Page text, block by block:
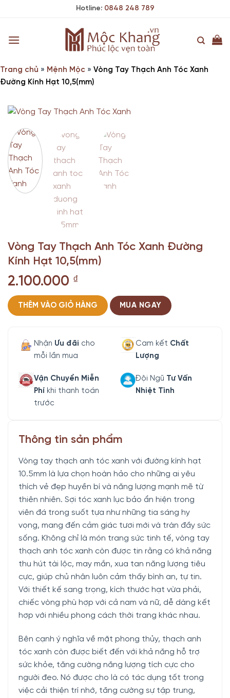
Hotline: 0848 248 789
Trang chủ » Mệnh Mộc » Vòng Tay Thạch Anh Tóc Xanh
Đường Kính Hạt 10,5(mm)
Vòng Tay Thạch Anh Tóc Xanh Đường
Kính Hạt 10,5(mm)
2.100.000 ₫
THÊM VÀO GIỎ HÀNG MUA NGAY
Nhận Ưu đãi cho
mỗi lần mua
Cam kết Chất
Lượng
Vận Chuyển Miễn
Phí khi thanh toán
trước
Đội Ngũ Tư Vấn
Nhiệt Tình
Thông tin sản phẩm
Vòng tay thạch anh tóc xanh với đường kính hạt
10.5mm là lựa chọn hoàn hảo cho những ai yêu
thích vẻ đẹp huyền bí và năng lượng mạnh mẽ từ
thiên nhiên. Sợi tóc xanh lục bảo ẩn hiện trong
viên đá trong suốt tựa như những tia sáng hy
vọng, mang đến cảm giác tươi mới và tràn đầy sức
sống. Không chỉ là món trang sức tinh tế, vòng tay
thạch anh tóc xanh còn được tin rằng có khả năng
thu hút tài lộc, may mắn, xua tan năng lượng tiêu
cực, giúp chủ nhân luôn cảm thấy bình an, tự tin.
Với thiết kế sang trọng, kích thước hạt vừa phải,
chiếc vòng phù hợp với cả nam và nữ, dễ dàng kết
hợp với nhiều phong cách thời trang khác nhau.
Bên cạnh ý nghĩa về mặt phong thủy, thạch anh
tóc xanh còn được biết đến với khả năng hỗ trợ
sức khỏe, tăng cường năng lượng tích cực cho
người đeo. Nó được cho là có tác dụng tốt trong
việc cải thiện trí nhớ, tăng cường sự tập trung,